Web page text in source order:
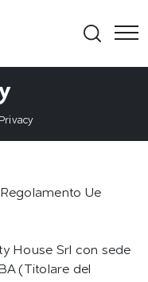
Privacy
Ue
House Srl con sede
(Titolare del